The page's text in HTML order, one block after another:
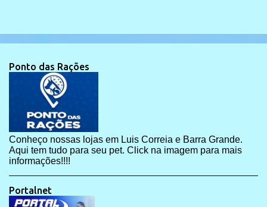
Ponto das Rações
Conheço nossas lojas em Luis Correia e Barra Grande.
Aqui tem tudo para seu pet. Click na imagem para mais
informações!!!!
Portalnet